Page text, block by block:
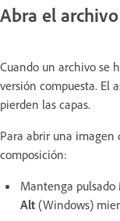
Abra el
Cuando un archivo se
versión compuesta. El
pierden las capas.
Para abrir una imagen
composición:
Mantenga pulsado
Alt (Windows)